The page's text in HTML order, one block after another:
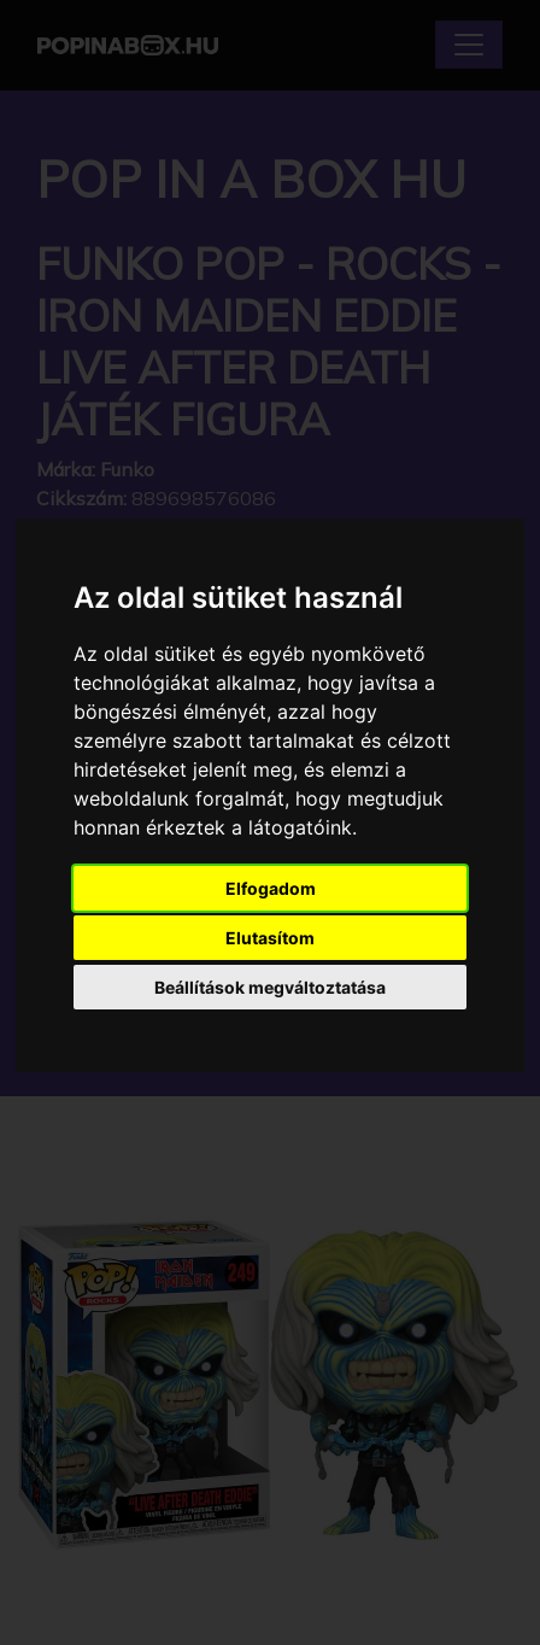
Az oldal sütiket használ
Az oldal sütiket és egyéb nyomkövető
technológiákat alkalmaz, hogy javítsa a
böngészési élményét, azzal hogy
személyre szabott tartalmakat és célzott
hirdetéseket jelenít meg, és elemzi a
weboldalunk forgalmát, hogy megtudjuk
honnan érkeztek a látogatóink.
Elfogadom
Elutasítom
Beállítások megváltoztatása
POP IN A BOX HU
FUNKO POP - ROCKS -
IRON MAIDEN EDDIE
LIVE AFTER DEATH
JÁTÉK FIGURA
Márka: Funko
Cikkszám: 889698576086
A Funko POP - Rocks egyik népszerű terméke a
Death játék figura, amely ablakos csomagolásban
azaz - POP In a Box - várja új gazdáját.
A termék sajnos nem elérhető, nézd meg
MÁSOK MIT VESZNEK
Tetszik? Osszd meg másokkal!